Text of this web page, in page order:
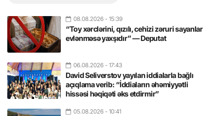
08.08.2026 - 15:39
“Toy xərclərini, qızılı, cehizi zəruri sayanlar
evlənməsə yaxşıdır” — Deputat
06.08.2026 - 17:43
David Seliverstov yayılan iddialarla bağlı
açıqlama verib: “İddiaların əhəmiyyətli
hissəsi həqiqəti əks etdirmir”
05.08.2026 - 10:41